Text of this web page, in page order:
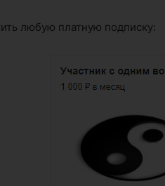
любую платную подписку: